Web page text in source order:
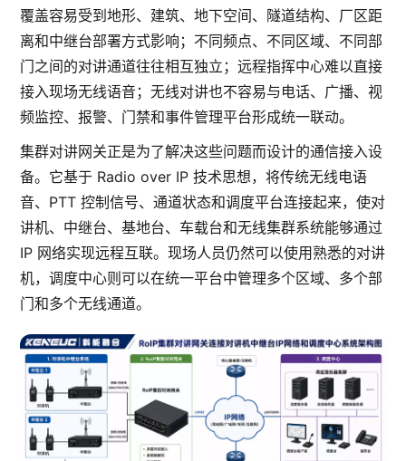
覆盖容易受到地形、建筑、地下空间、隧道结构、厂区距
离和中继台部署方式影响；不同频点、不同区域、不同部
门之间的对讲通道往往相互独立；远程指挥中心难以直接
接入现场无线语音；无线对讲也不容易与电话、广播、视
频监控、报警、门禁和事件管理平台形成统一联动。
集群对讲网关正是为了解决这些问题而设计的通信接入设
备。它基于 Radio over IP 技术思想，将传统无线电语
音、PTT 控制信号、通道状态和调度平台连接起来，使对
讲机、中继台、基地台、车载台和无线集群系统能够通过
IP 网络实现远程互联。现场人员仍然可以使用熟悉的对讲
机，调度中心则可以在统一平台中管理多个区域、多个部
门和多个无线通道。